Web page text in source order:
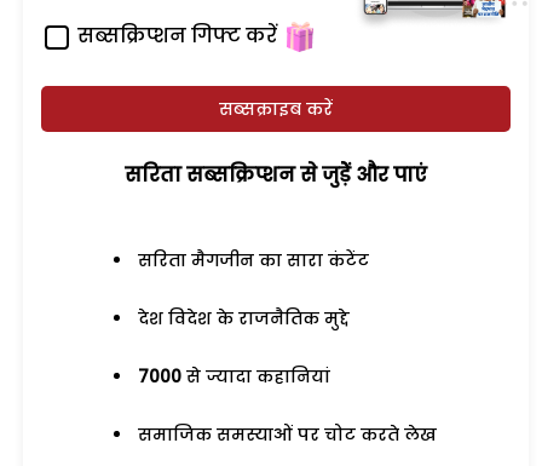
सब्सक्रिप्शन गिफ्ट करें
सब्सक्राइब करें
सरिता सब्सक्रिप्शन से जुड़ेें और पाएं
सरिता मैगजीन का सारा कंटेंट
देश विदेश के राजनैतिक मुद्दे
7000 से ज्यादा कहानियां
समाजिक समस्याओं पर चोट करते लेख